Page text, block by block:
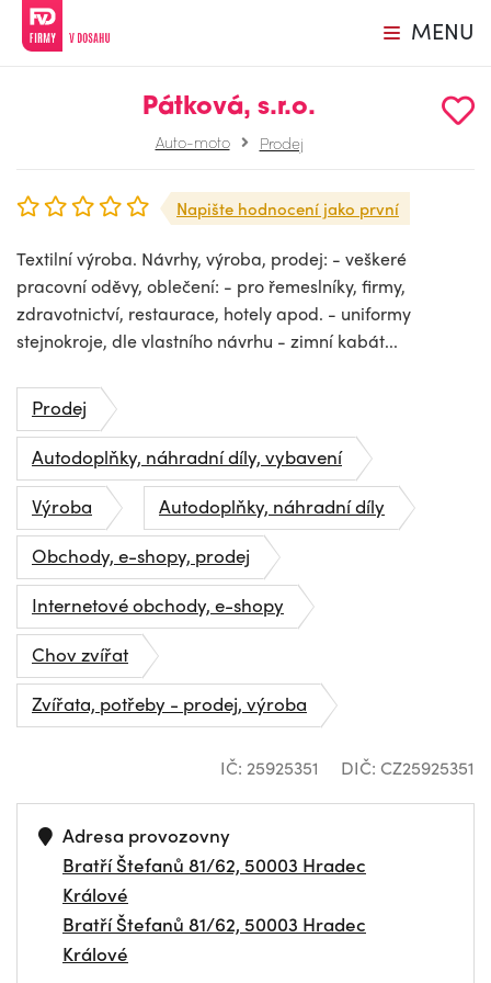
MENU
Pátková, s.r.o.
Auto-moto Prodej
Napište hodnocení jako první
Textilní výroba. Návrhy, výroba, prodej: - veškeré
pracovní oděvy, oblečení: - pro řemeslníky, firmy,
zdravotnictví, restaurace, hotely apod. - uniformy
stejnokroje, dle vlastního návrhu - zimní kabát...
Prodej
Autodoplňky, náhradní díly, vybavení
Výroba
Autodoplňky, náhradní díly
Obchody, e-shopy, prodej
Internetové obchody, e-shopy
Chov zvířat
Zvířata, potřeby - prodej, výroba
IČ: 25925351 DIČ: CZ25925351
Adresa provozovny
Bratří Štefanů 81/62, 50003 Hradec
Králové
Bratří Štefanů 81/62, 50003 Hradec
Králové